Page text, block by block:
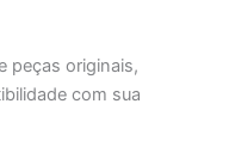
peças originais,
com sua